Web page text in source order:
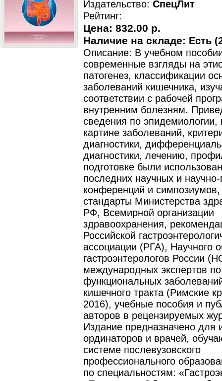
Издательство: СпецЛит
Рейтинг:
Цена: 832.00 р.
Наличие на складе: Есть
Описание: В учебном
современные взгляды на
патогенез, классификации
заболеваний кишечника,
соответствии с рабочей
внутренним болезням.
сведения по эпидемиологии,
картине заболеваний,
диагностики,
диагностики, лечению,
подготовке были
последних научных и научно-
конференций и симпозиумов,
стандарты Министерства
РФ, Всемирной организации
здравоохранения,
Российской
ассоциации (РГА), Научного
гастроэнтерологов России
международных экспертов
функциональных
кишечного тракта (Римские
2016), учебные пособия и
авторов в рецензируемых
Издание предназначено для
ординаторов и врачей,
системе послевузовского
профессионального
по специальностям: